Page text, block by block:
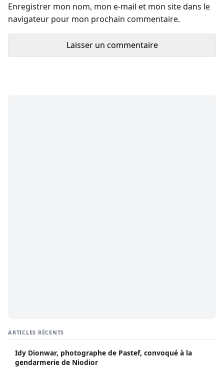
Enregistrer mon nom, mon e-mail et mon site dans le
navigateur pour mon prochain commentaire.
ARTICLES RÉCENTS
Idy Dionwar, photographe de Pastef, convoqué à la
gendarmerie de Niodior